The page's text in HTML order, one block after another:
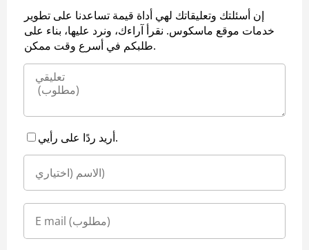
إن أسئلتك وتعليقاتك لهي أداة قيمة تساعدنا على تطوير
خدمات موقع ماسكوس. نقرأ آراءك، ونرد عليها، بناء على
طلبكم في أسرع وقت ممكن.
أريد ردًا على رأيي.